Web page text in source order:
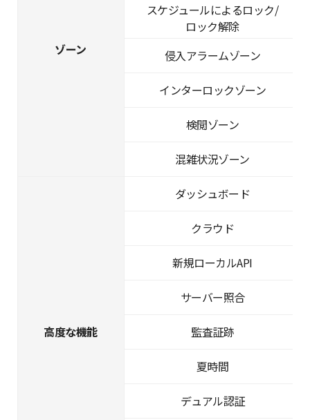
ゾーン
スケジュールによるロック/
ロック解除
侵入アラームゾーン
インターロックゾーン
検閲ゾーン
混雑状況ゾーン
高度な機能
ダッシュボード
クラウド
新規ローカルAPI
サーバー照合
監査証跡
夏時間
デュアル認証